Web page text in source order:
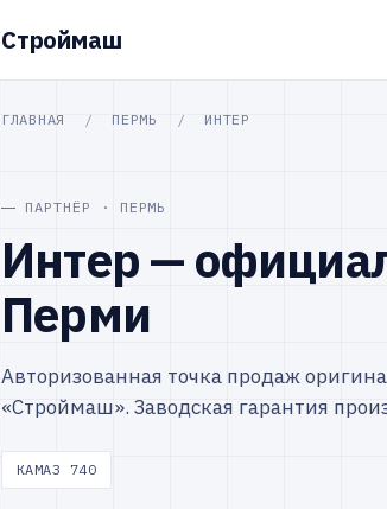
Строймаш
ГЛАВНАЯ / ПЕРМЬ / ИНТЕР
ПАРТНЁР · ПЕРМЬ
Интер —
Перми
Авторизованная точка продаж
«Строймаш». Заводская гарантия
КАМАЗ 740